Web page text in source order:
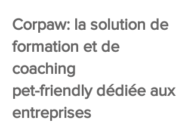
Corpaw: la solution de
formation et de
coaching
pet-friendly dédiée aux
entreprises